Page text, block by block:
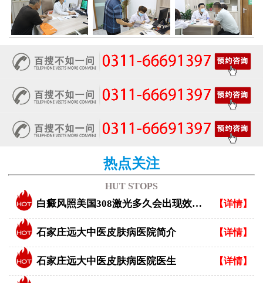
热点关注
HUT STOPS
白癜风照美国308激光多久会出现效果？ 【详情】
石家庄远大中医皮肤病医院简介 【详情】
石家庄远大中医皮肤病医院医生 【详情】